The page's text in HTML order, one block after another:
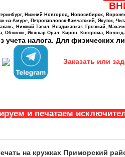
Нижний Новгород, Новосибирск,
на-Амуре, Петропавловск-Камчатский, Якутск,
Нижний Тагил, Владикавказ, Грозный,
Обнинск, Йошкар-Орал, Киров, Кострома,
учета налога. Для физических
Заказать или
и печатаем
на кружках Приморский